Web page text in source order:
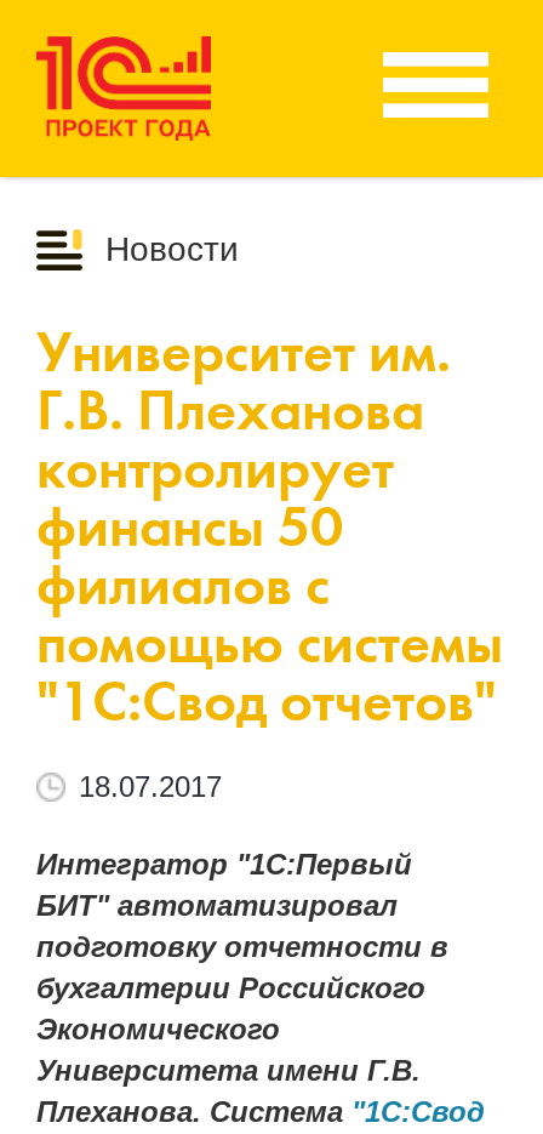
Новости
Университет им.
Г.В. Плеханова
контролирует
финансы 50
филиалов с
помощью системы
"1С:Свод отчетов"
18.07.2017
Интегратор "1С:Первый
БИТ" автоматизировал
подготовку отчетности в
бухгалтерии Российского
Экономического
Университета имени Г.В.
Плеханова. Система "1С:Свод